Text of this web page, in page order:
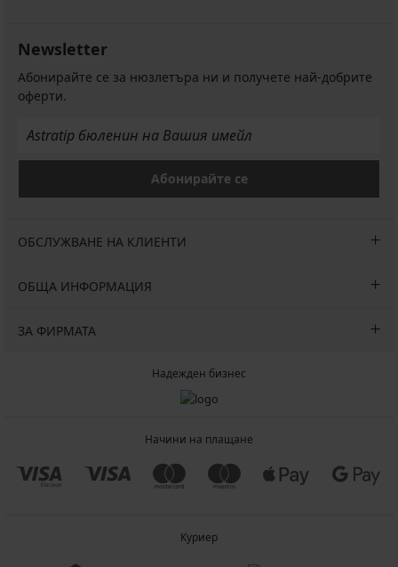
Newsletter
Абонирайте се за нюзлетъра ни и получете най-добрите
оферти.
Абонирайте се
ОБСЛУЖВАНЕ НА КЛИЕНТИ
ОБЩА ИНФОРМАЦИЯ
ЗА ФИРМАТА
Надежден бизнес
Начини на плащане
Куриер